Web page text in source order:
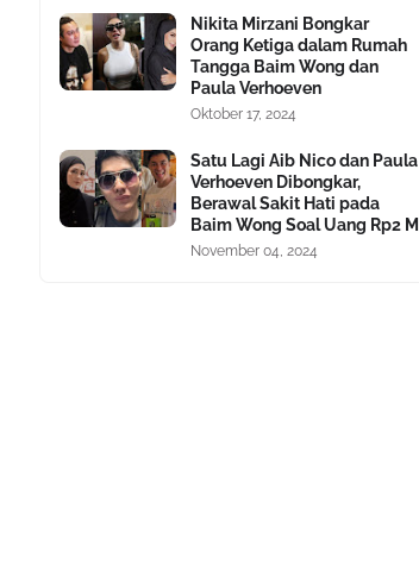
Nikita Mirzani Bongkar
Orang Ketiga dalam Rumah
Tangga Baim Wong dan
Paula Verhoeven
Oktober 17, 2024
Satu Lagi Aib Nico dan Paula
Verhoeven Dibongkar,
Berawal Sakit Hati pada
Baim Wong Soal Uang Rp2 M
November 04, 2024